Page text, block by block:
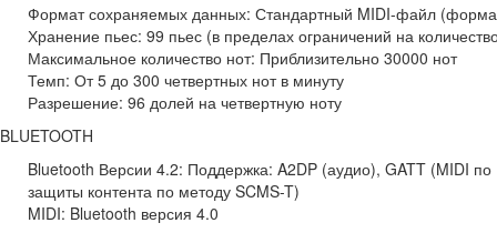
Формат сохраняемых данных: Стандартный MIDI-файл
Хранение пьес: 99 пьес (в пределах ограничений на
Максимальное количество нот: Приблизительно 30000 нот
Темп: От 5 до 300 четвертных нот в минуту
Разрешение: 96 долей на четвертную ноту
BLUETOOTH
Bluetooth Версии 4.2: Поддержка: A2DP (аудио), GATT (MIDI
защиты контента по методу SCMS-T)
MIDI: Bluetooth версия 4.0